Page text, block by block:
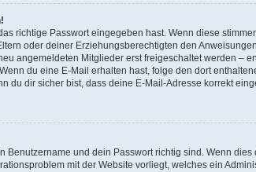
richtige Passwort eingegeben hast. Wenn diese
oder deiner Erziehungsberechtigten den
angemeldeten Mitglieder erst freigeschaltet werden –
du eine E-Mail erhalten hast, folge den dort
du dir sicher bist, dass deine E-Mail-Adresse korrekt
Benutzername und dein Passwort richtig sind. Wenn
mit der Website vorliegt, welches ein